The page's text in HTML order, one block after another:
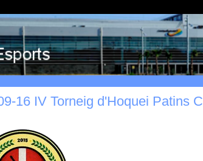
16 IV Torneig d'Hoquei Patins